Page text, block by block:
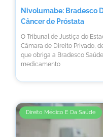
Nivolumabe: Bradesco
Câncer de Próstata
O Tribunal de Justiça do
Câmara de Direito Privado,
que obriga a Bradesco
medicamento
Direito Médico E Da Saúde